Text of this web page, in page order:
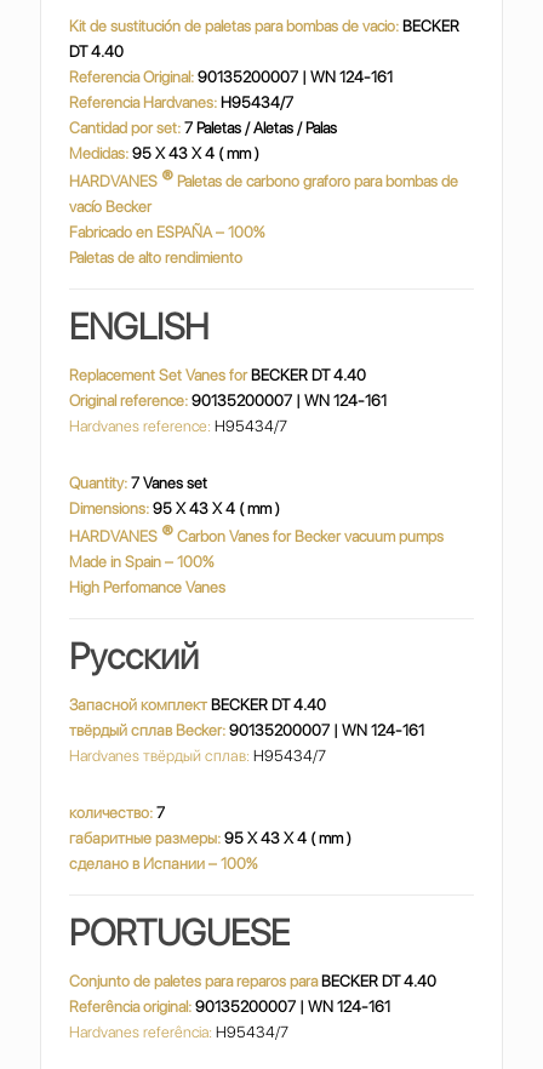
Kit de sustitución de paletas para bombas de vacio: BECKER
DT 4.40
Referencia Original: 90135200007 | WN 124-161
Referencia Hardvanes: H95434/7
Cantidad por set:7 Paletas / Aletas / Palas
Medidas: 95 X 43 X 4 ( mm )
HARDVANES ® Paletas de carbono graforo para bombas de
vacío Becker
Fabricado en ESPAÑA – 100%
Paletas de alto rendimiento
ENGLISH
Replacement Set Vanes for BECKER DT 4.40
Original reference: 90135200007 | WN 124-161
Hardvanes reference: H95434/7
Quantity: 7 Vanes set
Dimensions:95 X 43 X 4 ( mm )
HARDVANES ® Carbon Vanes for Becker vacuum pumps
Made in Spain – 100%
High Perfomance Vanes
Русский
Запасной комплект BECKER DT 4.40
твёрдый сплав Becker: 90135200007 | WN 124-161
Hardvanes твёрдый сплав: H95434/7
количество: 7
габаритные размеры:95 X 43 X 4 ( mm )
сделано в Испании – 100%
PORTUGUESE
Conjunto de paletes para reparos para BECKER DT 4.40
Referência original: 90135200007 | WN 124-161
Hardvanes referência: H95434/7